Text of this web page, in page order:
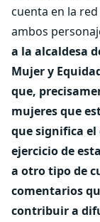
cuenta en la
ambos
a la alcaldesa
Mujer y
que,
mujeres que
que significa
ejercicio de
a otro tipo de
comentarios
contribuir a